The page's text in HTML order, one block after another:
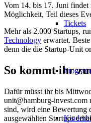
Tickets
Vom 14. bis 17. Juni
Möglichkeit, Teil dieses
Mehr als 2.000 Startups,
Technology erwartet.
denn die die Startup-Unit
So kommt ihr
Dafür müsst ihr bis
unit@hamburg-invest.com
sind, wird eine Bewertung
ausgewählten Startups